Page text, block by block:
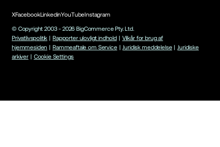
XFacebookLinkedinYouTubeInstagram
© Copyright 2003 - 2026 BigCommerce Pty. Ltd.
Privatlivspolitik | Rapporter ulovligt indhold | Vilkår for brug af
hjemmesiden | Rammeaftale om Service | Juridisk meddelelse | Juridiske
arkiver | Cookie Settings